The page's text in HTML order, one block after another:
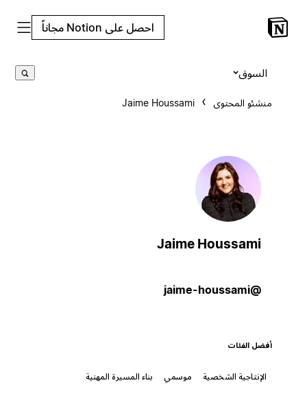
احصل على Notion مجاناً
منشئو المحتوى Jaime Houssami
Jaime Houssami
أفضل الفئات
الإنتاجية الشخصية موسمي بناء المسيرة المهنية